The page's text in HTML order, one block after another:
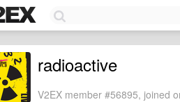
radioactive
V2EX member #56895, joined